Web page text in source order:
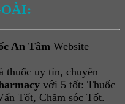
An Tâm Website
thuốc uy tín, chuyên
với 5 tốt: Thuốc
Tốt, Chăm sóc Tốt.